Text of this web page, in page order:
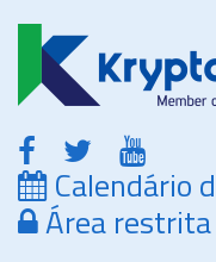
Calendário
Área restrita